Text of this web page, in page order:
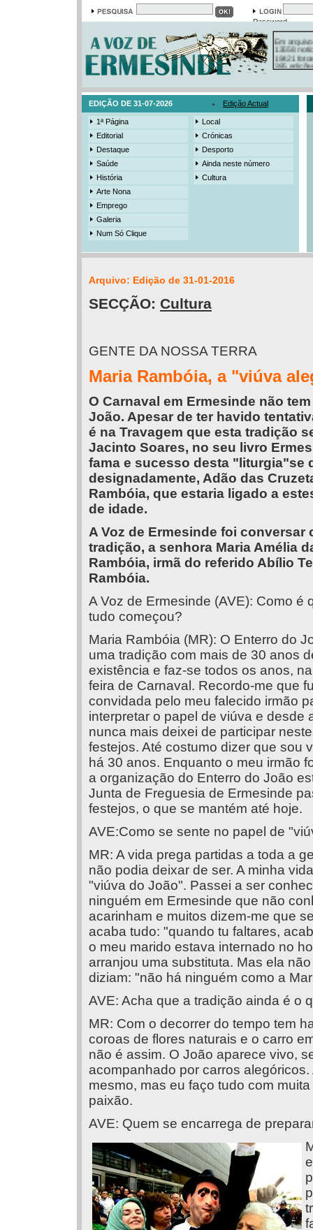
Password
Em arquivo
13558
19421
385
3206
EDIÇÃO DE 31-07-2026 Edição Actual
1ª Página
Editorial
Destaque
Saúde
História
Arte Nona
Emprego
Galeria
Num Só Clique
Local
Crónicas
Desporto
Ainda neste número
Cultura
Arquivo: Edição de 31-01-2016
SECÇÃO: Cultura
GENTE DA NOSSA TERRA
Maria Rambóia, a "viúva
O Carnaval em Ermesinde não
João. Apesar de ter havido
é na Travagem que esta tradição
Jacinto Soares, no seu livro
fama e sucesso desta "liturgia"se
designadamente, Adão das
Rambóia, que estaria ligado a
de idade.
A Voz de Ermesinde foi
tradição, a senhora Maria Amélia
Rambóia, irmã do referido Abílio
Rambóia.
A Voz de Ermesinde (AVE): Como é
tudo começou?
Maria Rambóia (MR): O Enterro do
uma tradição com mais de 30 anos
existência e faz-se todos os anos,
feira de Carnaval. Recordo-me que
convidada pelo meu falecido irmão
interpretar o papel de viúva e desde
nunca mais deixei de participar
festejos. Até costumo dizer que sou
há 30 anos. Enquanto o meu irmão
a organização do Enterro do João
Junta de Freguesia de Ermesinde
festejos, o que se mantém até hoje.
AVE:Como se sente no papel de
MR: A vida prega partidas a toda a
não podia deixar de ser. A minha
"viúva do João". Passei a ser
ninguém em Ermesinde que não
acarinham e muitos dizem-me que
acaba tudo: "quando tu faltares,
o meu marido estava internado no
arranjou uma substituta. Mas ela
diziam: "não há ninguém como a
AVE: Acha que a tradição ainda é o
MR: Com o decorrer do tempo tem
coroas de flores naturais e o carro
não é assim. O João aparece vivo,
acompanhado por carros
mesmo, mas eu faço tudo com
paixão.
AVE: Quem se encarrega de